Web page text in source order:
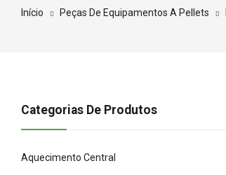
Início Peças De Equipamentos A Pellets
Categorias De Produtos
Aquecimento Central